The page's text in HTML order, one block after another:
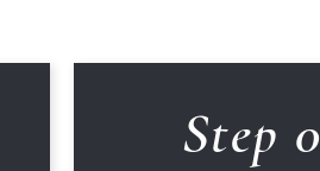
Step 0